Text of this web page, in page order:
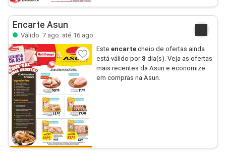
Encarte Asun
Válido: 7 ago. até 16 ago.
Este encartecheio de ofertas ainda
está válido por 8 dia(s). Veja as ofertas
mais recentes da Asun e economize
em compras na Asun.